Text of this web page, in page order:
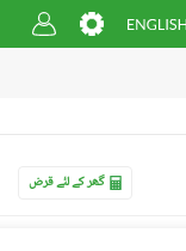
گھر کے لئے قرض